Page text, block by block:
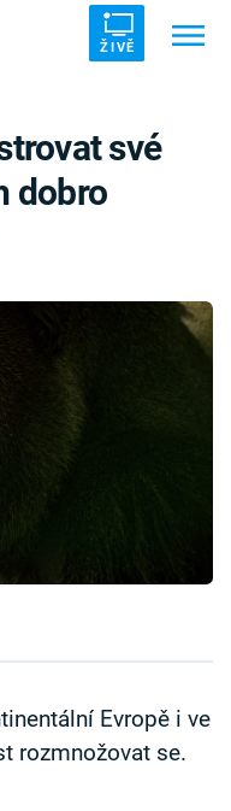
ŽIVĚ
své
dobro
Evropě i ve
rozmnožovat se.